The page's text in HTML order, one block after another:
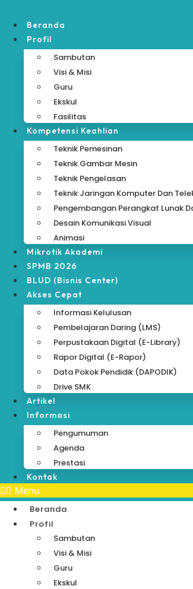
content
Beranda
Profil
Sambutan
Visi & Misi
Guru
Ekskul
Fasilitas
Kompetensi Keahlian
Teknik Pemesinan
Teknik Gambar Mesin
Teknik Pengelasan
Teknik Jaringan Komputer Dan
Pengembangan Perangkat Lunak
Desain Komunikasi Visual
Animasi
Mikrotik Akademi
SPMB 2026
BLUD (Bisnis Center)
Akses Cepat
Informasi Kelulusan
Pembelajaran Daring (LMS)
Perpustakaan Digital (e-Library)
Rapor Digital (e-Rapor)
Data Pokok Pendidik (DAPODIK)
Drive SMK
Artikel
Informasi
Pengumuman
Agenda
Prestasi
Kontak
Menu
Beranda
Profil
Sambutan
Visi & Misi
Guru
Ekskul